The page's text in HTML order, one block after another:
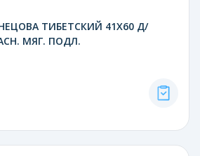
ТИБЕТСКИЙ 41Х60 Д/
МЯГ. ПОДЛ.